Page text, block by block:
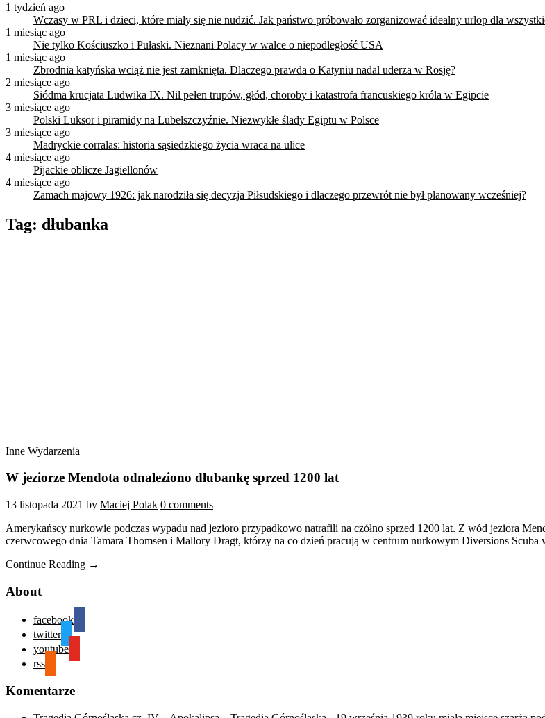
1 tydzień ago
Wczasy w PRL i dzieci, które miały się nie nudzić. Jak państwo próbowało zorganizować idealny urlop dla
1 miesiąc ago
Nie tylko Kościuszko i Pułaski. Nieznani Polacy w walce o niepodległość USA
1 miesiąc ago
Zbrodnia katyńska wciąż nie jest zamknięta. Dlaczego prawda o Katyniu nadal uderza w Rosję?
2 miesiące ago
Siódma krucjata Ludwika IX. Nil pełen trupów, głód, choroby i katastrofa francuskiego króla w Egipcie
3 miesiące ago
Polski Luksor i piramidy na Lubelszczyźnie. Niezwykłe ślady Egiptu w Polsce
3 miesiące ago
Madryckie corralas: historia sąsiedzkiego życia wraca na ulice
4 miesiące ago
Pijackie oblicze Jagiellonów
4 miesiące ago
Zamach majowy 1926: jak narodziła się decyzja Piłsudskiego i dlaczego przewrót nie był planowany wcześniej?
Tag: dłubanka
Inne Wydarzenia
W jeziorze Mendota odnaleziono dłubankę sprzed 1200 lat
13 listopada 2021 by Maciej Polak 0 comments
Amerykańscy nurkowie podczas wypadu nad jezioro przypadkowo natrafili na czółno sprzed 1200 lat. Z wód jeziora
czerwcowego dnia Tamara Thomsen i Mallory Dragt, którzy na co dzień pracują w centrum nurkowym Diversions
Continue Reading →
About
facebook
twitter
youtube
rss
Komentarze